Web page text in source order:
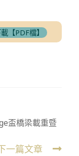
【PDF檔】
盃橋梁載重暨
一篇文章